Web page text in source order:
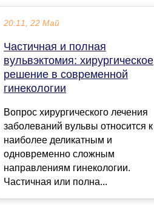
20:11, 22 Май
Частичная и полная
вульвэктомия: хирургическое
решение в современной
гинекологии
Вопрос хирургического лечения
заболеваний вульвы относится к
наиболее деликатным и
одновременно сложным
направлениям гинекологии.
Частичная или полна...